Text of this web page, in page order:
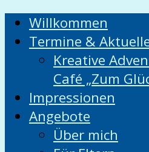
Willkommen
Termine &
Kreative
Café „Zum
Impressionen
Angebote
Über mich